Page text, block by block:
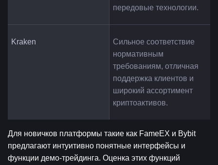
передовые технологии.
Kraken
Сильное соответствие
нормативным
требованиям, отличная
поддержка клиентов и
широкий ассортимент
криптоактивов.
Для новичков платформы такие как FameEX и Bybit
предлагают интуитивно понятные интерфейсы и
функции демо-трейдинга. Оценка этих функций